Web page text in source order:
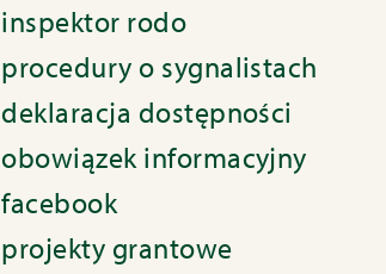
inspektor rodo
procedury o sygnalistach
deklaracja dostępności
obowiązek informacyjny
facebook
projekty grantowe